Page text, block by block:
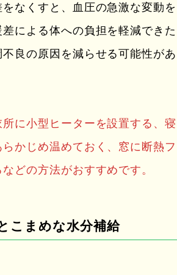
なくすと、血圧の急激な変動を
による体への負担を軽減できた
不良の原因を減らせる可能性があ
所に小型ヒーターを設置する、寝
かじめ温めておく、窓に断熱フ
どの方法がおすすめです。
こまめな水分補給